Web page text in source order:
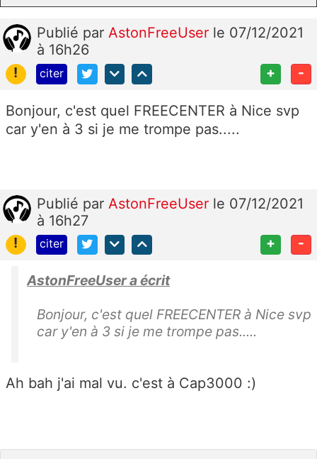
Publié par AstonFreeUser le 07/12/2021
à 16h26
!
citer + -
Bonjour, c'est quel FREECENTER à Nice svp
car y'en à 3 si je me trompe pas.....
Publié par AstonFreeUser le 07/12/2021
à 16h27
!
citer + -
AstonFreeUser a écrit
Bonjour, c'est quel FREECENTER à Nice svp
car y'en à 3 si je me trompe pas.....
Ah bah j'ai mal vu. c'est à Cap3000 :)